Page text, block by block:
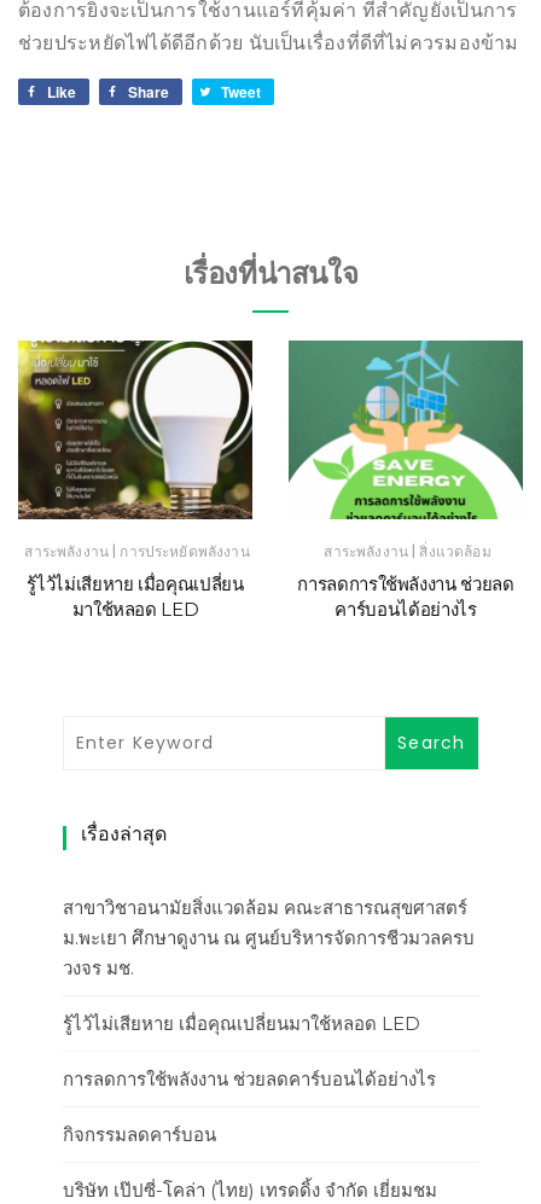
ต้องการยิ่งจะเป็นการใช้งานแอร์ที่คุ้มค่า ที่สำคัญยังเป็นการ
ช่วยประหยัดไฟได้ดีอีกด้วย นับเป็นเรื่องที่ดีที่ไม่ควรมองข้าม
Like Share Tweet
เรื่องที่น่าสนใจ
สาระพลังงาน | การประหยัดพลังงาน
รู้ไว้ไม่เสียหาย เมื่อคุณเปลี่ยน
มาใช้หลอด LED
สาระพลังงาน | สิ่งแวดล้อม
การลดการใช้พลังงาน ช่วยลด
คาร์บอนได้อย่างไร
เรื่องล่าสุด
สาขาวิชาอนามัยสิ่งแวดล้อม คณะสาธารณสุขศาสตร์
ม.พะเยา ศึกษาดูงาน ณ ศูนย์บริหารจัดการชีวมวลครบ
วงจร มช.
รู้ไว้ไม่เสียหาย เมื่อคุณเปลี่ยนมาใช้หลอด LED
การลดการใช้พลังงาน ช่วยลดคาร์บอนได้อย่างไร
กิจกรรมลดคาร์บอน
บริษัท เป๊ปซี่-โคล่า (ไทย) เทรดดิ้ง จำกัด เยี่ยมชม